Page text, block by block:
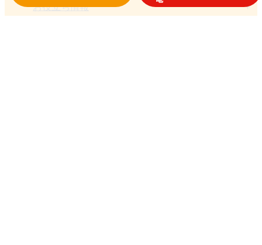
お役立ち情報